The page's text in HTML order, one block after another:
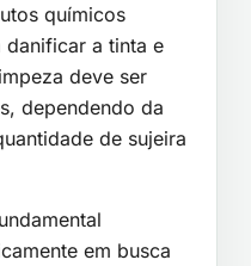
químicos
danificar a tinta e
deve ser
dependendo da
de sujeira
em busca